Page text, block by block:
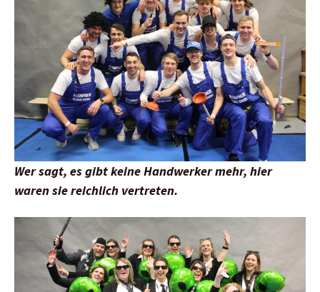
Wer sagt, es gibt keine Handwerker mehr, hier
waren sie reichlich vertreten.